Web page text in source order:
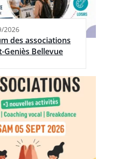
2026
des associations
Geniès Bellevue